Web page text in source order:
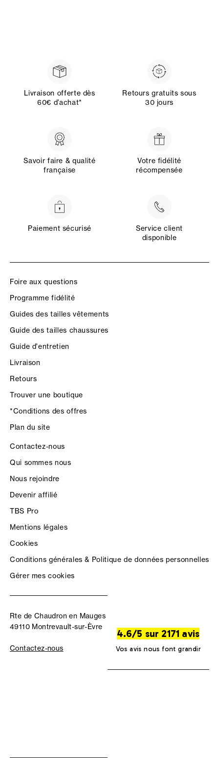
Livraison offerte dès
60€ d’achat*
Retours gratuits sous
30 jours
Savoir faire & qualité
française
Votre fidélité
récompensée
Paiement sécurisé
Service client
disponible
Foire aux questions
Programme fidélité
Guides des tailles vêtements
Guide des tailles chaussures
Guide d'entretien
Livraison
Retours
Trouver une boutique
*Conditions des offres
Plan du site
Contactez-nous
Qui sommes nous
Nous rejoindre
Devenir affilié
TBS Pro
Mentions légales
Cookies
Conditions générales & Politique de données personnelles
Gérer mes cookies
Rte de Chaudron en Mauges
49110 Montrevault-sur-Èvre
Contactez-nous
4.6/5 sur 2171 avis
Vos avis nous font grandir